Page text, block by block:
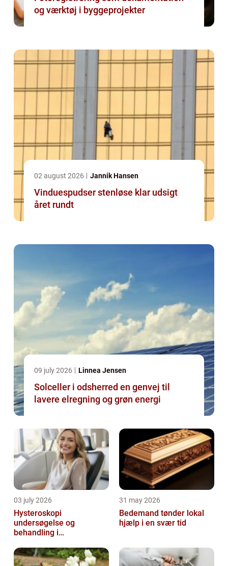
og værktøj i byggeprojekter
02 august 2026 Jannik Hansen
Vinduespudser stenløse klar udsigt
året rundt
09 july 2026 Linnea Jensen
Solceller i odsherred en genvej til
lavere elregning og grøn energi
03 july 2026
Hysteroskopi
undersøgelse og
behandling i
31 may 2026
Bedemand tønder lokal
hjælp i en svær tid